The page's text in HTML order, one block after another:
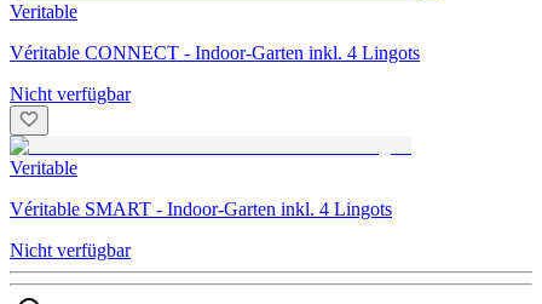
Veritable
Véritable CONNECT - Indoor-Garten inkl. 4 Lingots
Nicht verfügbar
Veritable
Véritable SMART - Indoor-Garten inkl. 4 Lingots
Nicht verfügbar